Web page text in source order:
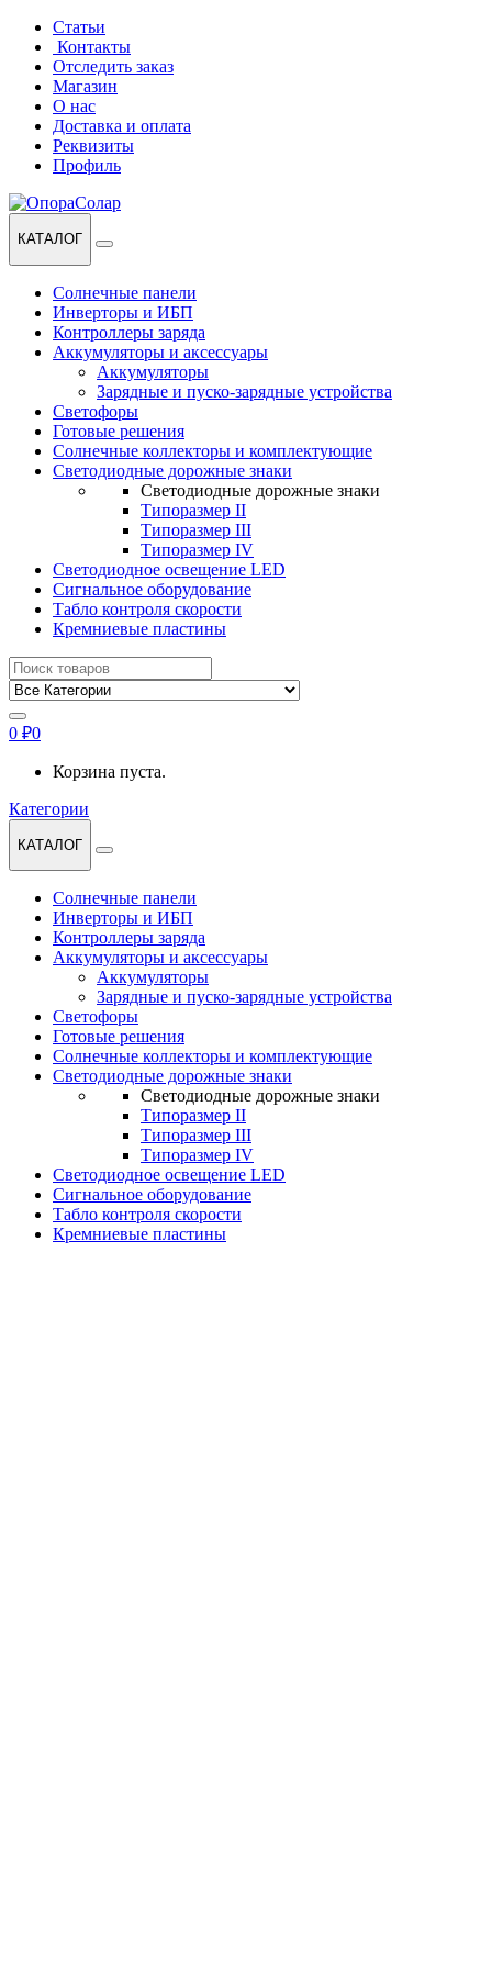
Перейти
навигации
Перейти
содержанию
Статьи
Контакты
Отследить заказ
Магазин
О нас
Доставка и оплата
Реквизиты
Профиль
КАТАЛОГ
Солнечные панели
Инверторы и ИБП
Контроллеры заряда
Аккумуляторы и аксессуары
Аккумуляторы
Зарядные и пуско-зарядные устройства
Светофоры
Готовые решения
Солнечные коллекторы и комплектующие
Светодиодные дорожные знаки
Светодиодные дорожные знаки
Типоразмер II
Типоразмер III
Типоразмер IV
Светодиодное освещение LED
Сигнальное оборудование
Табло контроля скорости
Кремниевые пластины
Найти:
0 ₽0
Корзина пуста.
Категории
КАТАЛОГ
Солнечные панели
Инверторы и ИБП
Контроллеры заряда
Аккумуляторы и аксессуары
Аккумуляторы
Зарядные и пуско-зарядные устройства
Светофоры
Готовые решения
Солнечные коллекторы и комплектующие
Светодиодные дорожные знаки
Светодиодные дорожные знаки
Типоразмер II
Типоразмер III
Типоразмер IV
Светодиодное освещение LED
Сигнальное оборудование
Табло контроля скорости
Кремниевые пластины